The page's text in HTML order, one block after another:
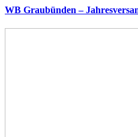
WB Graubünden –